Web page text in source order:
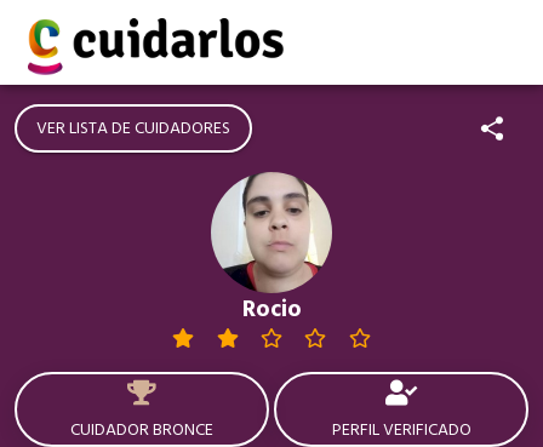
VER LISTA DE CUIDADORES
Rocio
CUIDADOR BRONCE PERFIL VERIFICADO